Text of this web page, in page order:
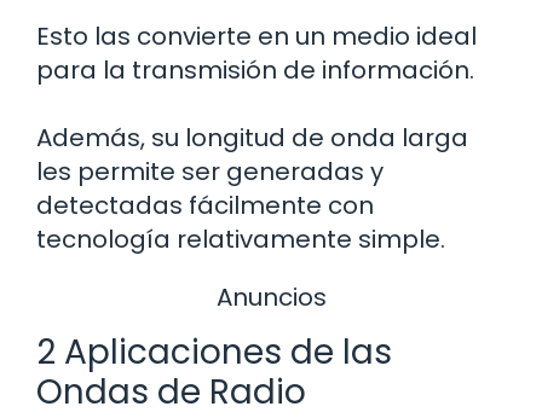
Esto las convierte en un medio ideal
para la transmisión de información.
Además, su longitud de onda larga
les permite ser generadas y
detectadas fácilmente con
tecnología relativamente simple.
Anuncios
2 Aplicaciones de las
Ondas de Radio